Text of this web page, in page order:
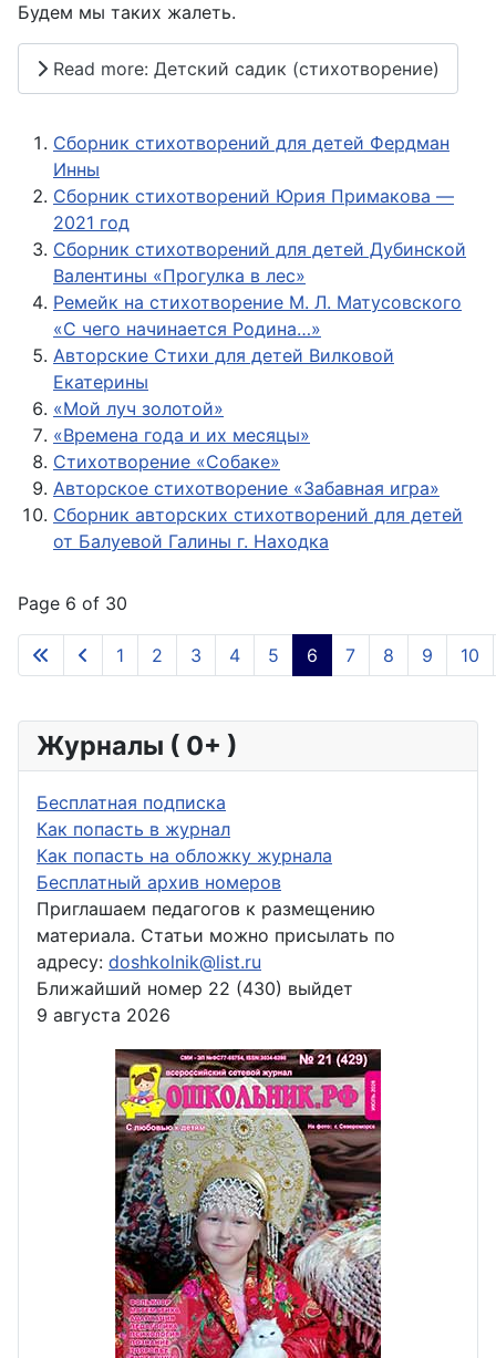
Будем мы таких жалеть.
Read more: Детский садик (стихотворение)
Сборник стихотворений для детей Фердман
Инны
Сборник стихотворений Юрия Примакова —
2021 год
Сборник стихотворений для детей Дубинской
Валентины «Прогулка в лес»
Ремейк на стихотворение М. Л. Матусовского
«С чего начинается Родина…»
Авторские Стихи для детей Вилковой
Екатерины
«Мой луч золотой»
«Времена года и их месяцы»
Стихотворение «Собаке»
Авторское стихотворение «Забавная игра»
Сборник авторских стихотворений для детей
от Балуевой Галины г. Находка
Page 6 of 30
1 2 3 4 5 6 7 8 9 10
Журналы ( 0+ )
Бесплатная подписка
Как попасть в журнал
Как попасть на обложку журнала
Бесплатный архив номеров
Приглашаем педагогов к размещению
материала. Статьи можно присылать по
адресу: doshkolnik@list.ru
Ближайший номер 22 (430) выйдет
9 августа 2026